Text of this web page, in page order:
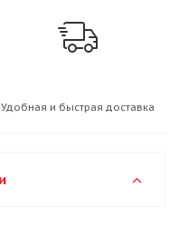
Удобная и быстрая доставка